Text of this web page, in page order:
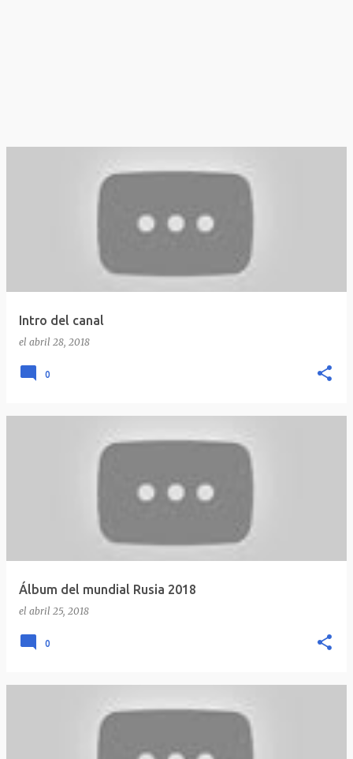
Intro del canal
el abril 28, 2018
0
Álbum del mundial Rusia 2018
el abril 25, 2018
0